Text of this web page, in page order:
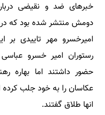
خبرهای ضد و نقیضی
دومش منتشر شده بود که در
امیرخسرو مهر تاییدی بر
رستوران امیر خسرو
حضور داشتند اما بهاره
عکاسان را به خود جلب
انها طلاق گفتند.